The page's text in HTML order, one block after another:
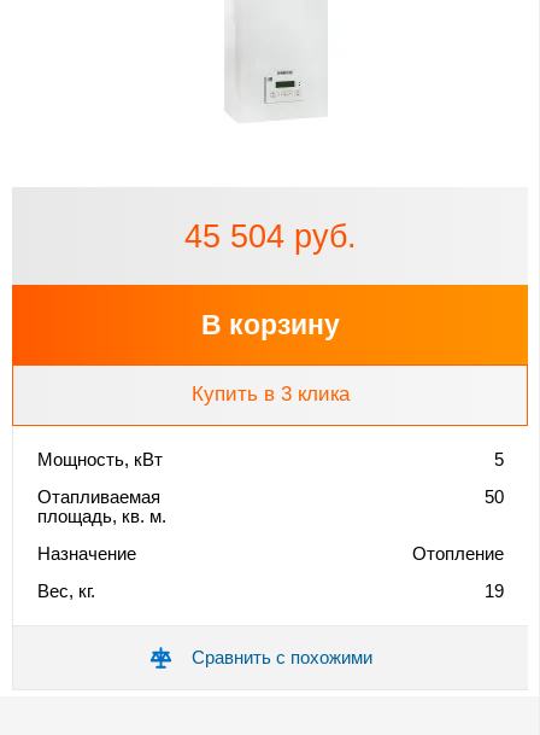
45 504 руб.
В корзину
Купить в 3 клика
Мощность, кВт
5
Отапливаемая
площадь, кв. м.
50
Назначение
Отопление
Вес, кг.
19
Сравнить с похожими